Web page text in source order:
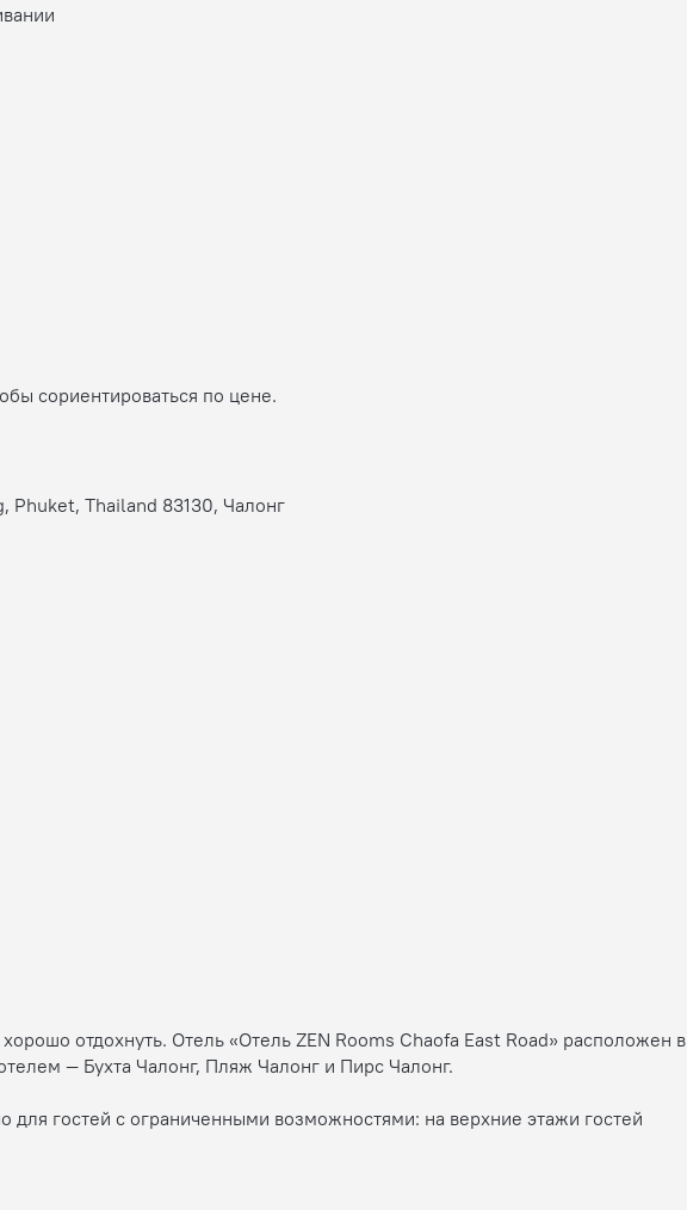
сориентироваться по цене.
Phuket, Thailand 83130, Чалонг
отдохнуть. Отель «Отель ZEN Rooms Chaofa East Road» расположен в
— Бухта Чалонг, Пляж Чалонг и Пирс Чалонг.
гостей с ограниченными возможностями: на верхние этажи гостей